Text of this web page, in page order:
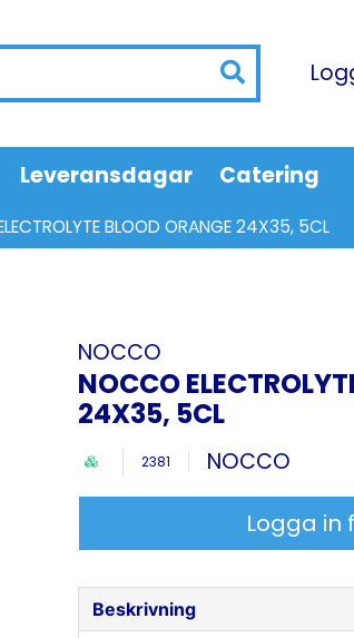
Leveransdagar Catering
BLOOD ORANGE 24X35, 5CL
NOCCO
NOCCO
24X35, 5CL
2381 NOCCO
Logga in
Beskrivning